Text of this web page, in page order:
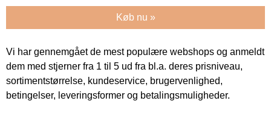
Køb nu »
Vi har gennemgået de mest populære webshops og anmeldt
dem med stjerner fra 1 til 5 ud fra bl.a. deres prisniveau,
sortimentstørrelse, kundeservice, brugervenlighed,
betingelser, leveringsformer og betalingsmuligheder.